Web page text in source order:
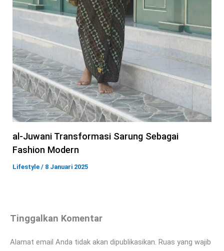
al-Juwani Transformasi Sarung Sebagai
Fashion Modern
Lifestyle / 8 Januari 2025
Tinggalkan Komentar
Alamat email Anda tidak akan dipublikasikan. Ruas yang wajib